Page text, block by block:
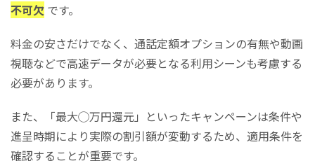
不可欠 です。
​​​​​​​料金の安さだけでなく、通話定額オプションの有無や動画
視聴などで高速データが必要となる利用シーンも考慮する
必要があります。
​​​​​​​また、「最大◯万円還元」といったキャンペーンは条件や
進呈時期により実際の割引額が変動するため、適用条件を
確認することが重要です。